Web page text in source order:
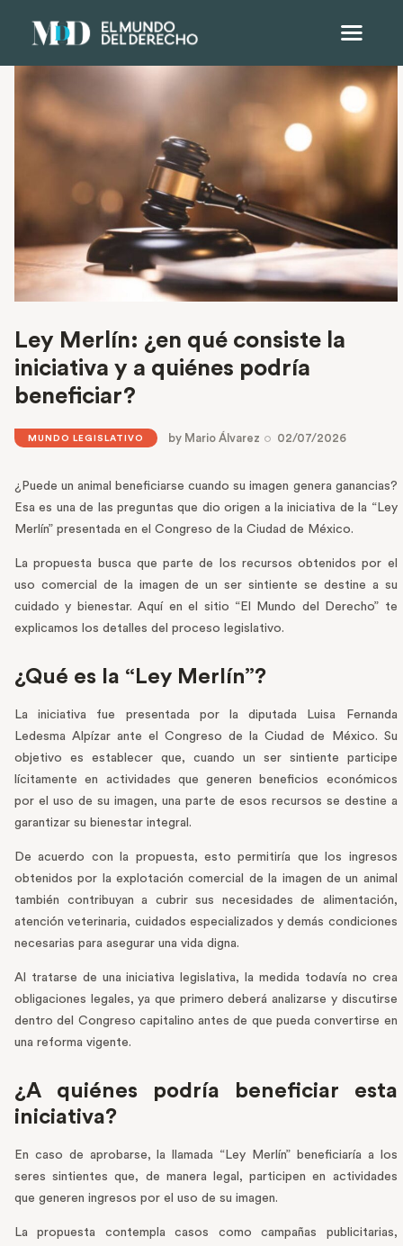
Ley Merlín: ¿en qué consiste la
iniciativa y a quiénes podría
beneficiar?
MUNDO LEGISLATIVO by Mario Álvarez 02/07/2026
¿Puede un animal beneficiarse cuando su imagen genera ganancias?
Esa es una de las preguntas que dio origen a la iniciativa de la “Ley
Merlín” presentada en el Congreso de la Ciudad de México.
La propuesta busca que parte de los recursos obtenidos por el
uso comercial de la imagen de un ser sintiente se destine a su
cuidado y bienestar. Aquí en el sitio “El Mundo del Derecho” te
explicamos los detalles del proceso legislativo.
¿Qué es la “Ley Merlín”?
La iniciativa fue presentada por la diputada Luisa Fernanda
Ledesma Alpízar ante el Congreso de la Ciudad de México. Su
objetivo es establecer que, cuando un ser sintiente participe
lícitamente en actividades que generen beneficios económicos
por el uso de su imagen, una parte de esos recursos se destine a
garantizar su bienestar integral.
De acuerdo con la propuesta, esto permitiría que los ingresos
obtenidos por la explotación comercial de la imagen de un animal
también contribuyan a cubrir sus necesidades de alimentación,
atención veterinaria, cuidados especializados y demás condiciones
necesarias para asegurar una vida digna.
Al tratarse de una iniciativa legislativa, la medida todavía no crea
obligaciones legales, ya que primero deberá analizarse y discutirse
dentro del Congreso capitalino antes de que pueda convertirse en
una reforma vigente.
¿A quiénes podría beneficiar esta
iniciativa?
En caso de aprobarse, la llamada “Ley Merlín” beneficiaría a los
seres sintientes que, de manera legal, participen en actividades
que generen ingresos por el uso de su imagen.
La propuesta contempla casos como campañas publicitarias,